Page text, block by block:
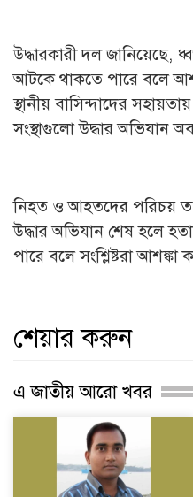
উদ্ধারকারী দল জানিয়েছে,
আটকে থাকতে পারে বলে
স্থানীয় বাসিন্দাদের
সংস্থাগুলো উদ্ধার অভিযান
নিহত ও আহতদের পরিচয়
উদ্ধার অভিযান শেষ হলে
পারে বলে সংশ্লিষ্টরা আশঙ্কা
শেয়ার করুন
এ জাতীয় আরো খবর